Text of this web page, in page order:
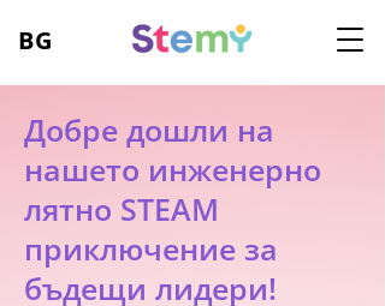
BG
Добре дошли на
нашето инженерно
лятно STEAM
приключение за
бъдещи лидери!